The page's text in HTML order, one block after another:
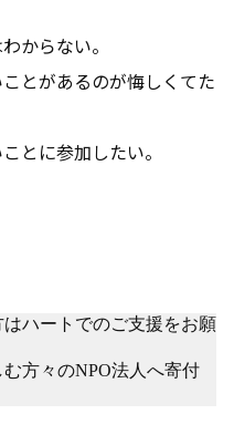
からない。
とがあるのが悔しくてた
とに参加したい。
ハートでのご支援をお願
方々のNPO法人へ寄付